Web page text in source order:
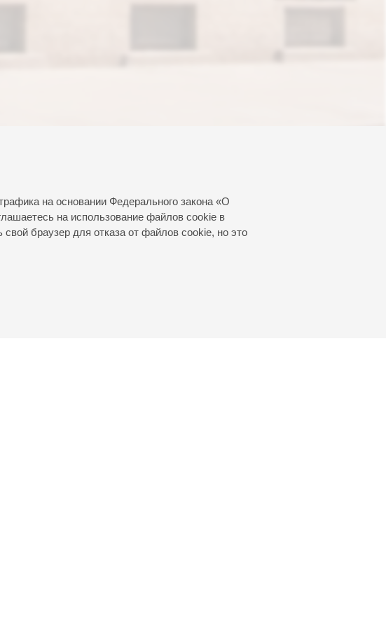
на основании Федерального закона «О
на использование файлов cookie в
браузер для отказа от файлов cookie, но это